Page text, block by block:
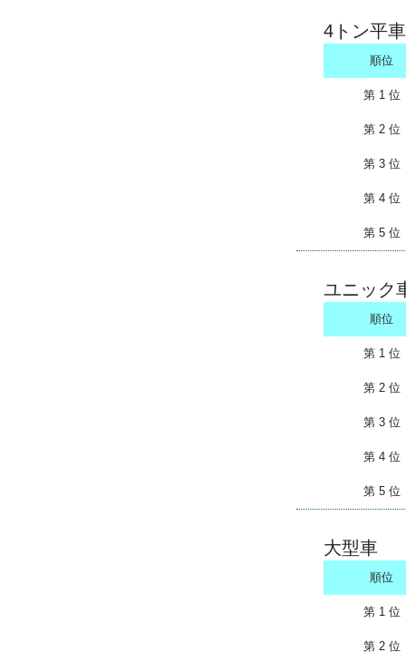
4トン平車
順位
第 1 位
第 2 位
第 3 位
第 4 位
第 5 位
ユニック
順位
第 1 位
第 2 位
第 3 位
第 4 位
第 5 位
大型車
順位
第 1 位
第 2 位